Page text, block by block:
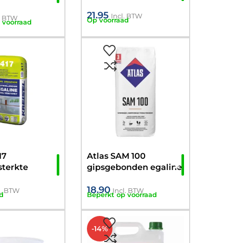
BTW 21.95 Incl. BTW
Op voorraad
BTW
Atlas SAM 100
gipsgebonden egaline
18.90 Incl. BTW
Beperkt op voorraad
-14%